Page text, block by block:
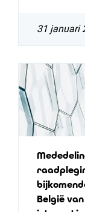
31 januari
België